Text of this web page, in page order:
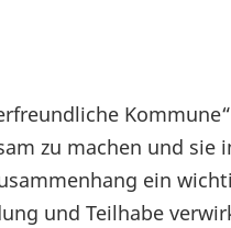
zu machen und sie
ein
und Teilhabe